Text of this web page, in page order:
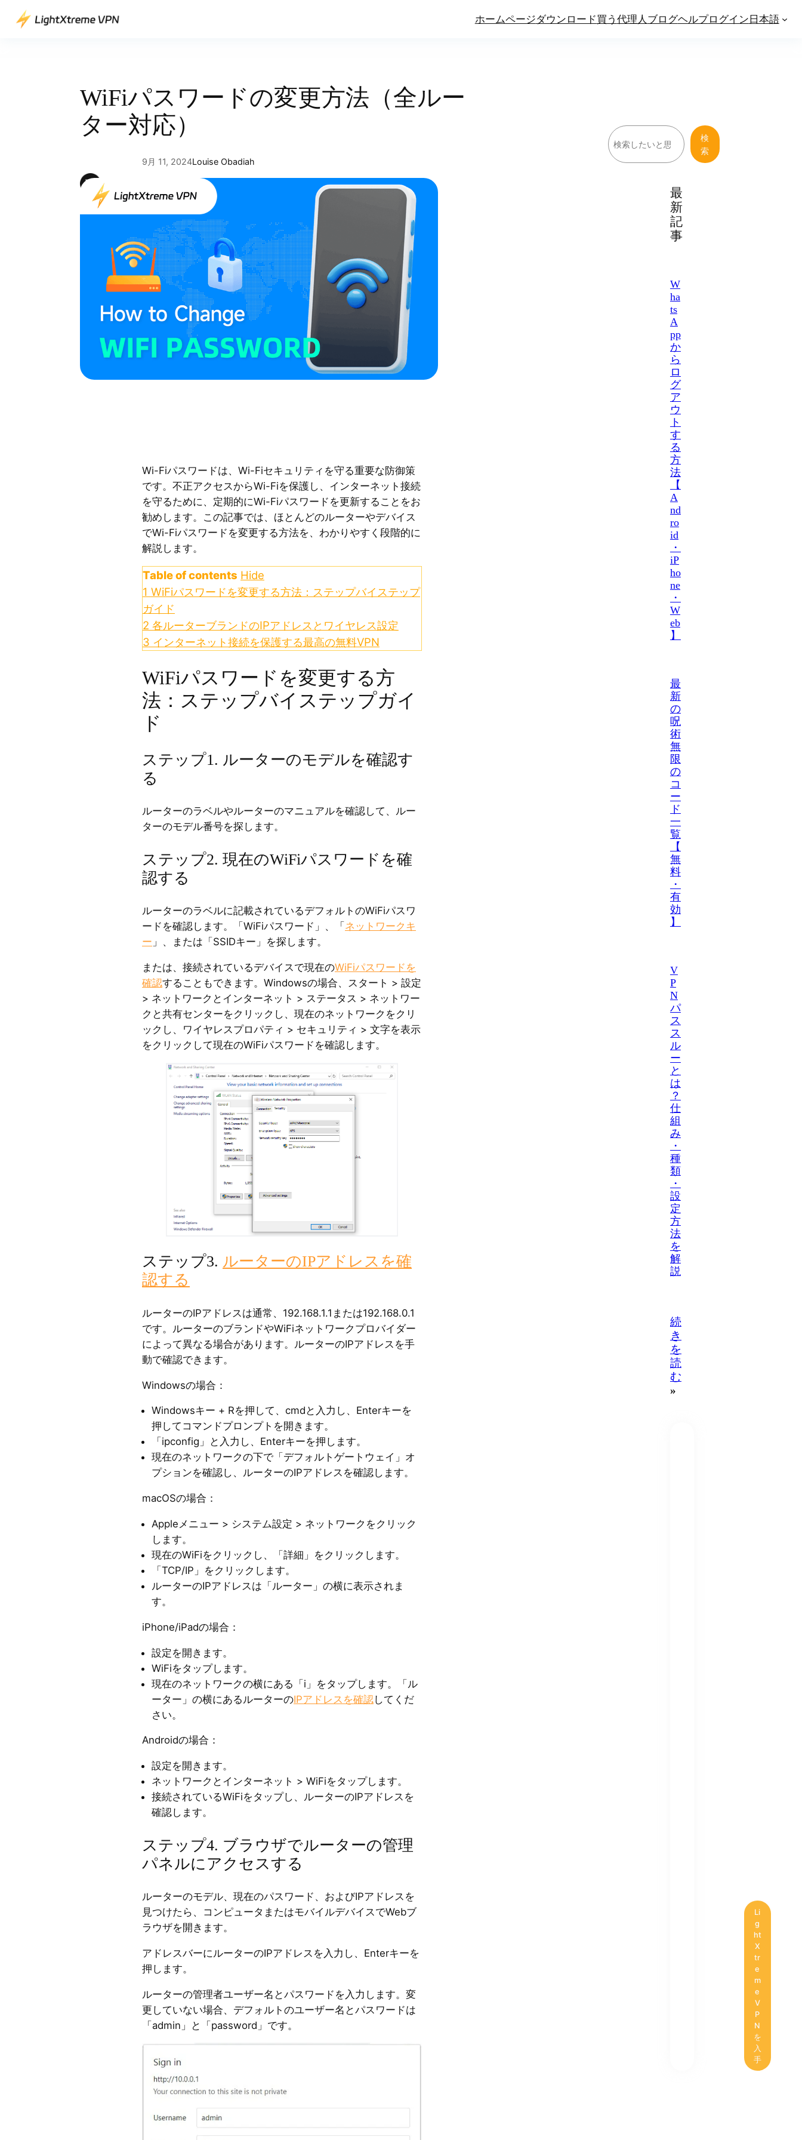
ホームページダウンロード買う 代理人 ブログヘルプログイン日本語
WiFiパスワードの変更方法（全ルー
ター対応）
9月 11, 2024Louise Obadiah
Wi-Fiパスワードは、Wi-Fiセキュリティを守る重要な防御策
です。不正アクセスからWi-Fiを保護し、インターネット接続
を守るために、定期的にWi-Fiパスワードを更新することをお
勧めします。この記事では、ほとんどのルーターやデバイス
でWi-Fiパスワードを変更する方法を、わかりやすく段階的に
解説します。
Table of contents Hide
1 WiFiパスワードを変更する方法：ステップバイステップ
ガイド
2 各ルーターブランドのIPアドレスとワイヤレス設定
3 インターネット接続を保護する最高の無料VPN
WiFiパスワードを変更する方
法：ステップバイステップガイ
ド
ステップ1. ルーターのモデルを確認す
る
ルーターのラベルやルーターのマニュアルを確認して、ルー
ターのモデル番号を探します。
ステップ2. 現在のWiFiパスワードを確
認する
ルーターのラベルに記載されているデフォルトのWiFiパスワ
ードを確認します。「WiFiパスワード」、「 ネットワークキ
ー 」、または「SSIDキー」を探します。
または、接続されているデバイスで現在のWiFiパスワードを
確認することもできます。Windowsの場合、スタート > 設定
> ネットワークとインターネット > ステータス > ネットワー
クと共有センターをクリックし、現在のネットワークをクリ
ックし、ワイヤレスプロパティ > セキュリティ > 文字を表示
をクリックして現在のWiFiパスワードを確認します。
ステップ3. ルーターのIPアドレスを確
認する
ルーターのIPアドレスは通常、192.168.1.1または192.168.0.1
です。ルーターのブランドやWiFiネットワークプロバイダー
によって異なる場合があります。ルーターのIPアドレスを手
動で確認できます。
Windowsの場合：
Windowsキー + Rを押して、cmdと入力し、Enterキーを
押してコマンドプロンプトを開きます。
「ipconfig」と入力し、Enterキーを押します。
現在のネットワークの下で「デフォルトゲートウェイ」オ
プションを確認し、ルーターのIPアドレスを確認します。
macOSの場合：
Appleメニュー > システム設定 > ネットワークをクリック
します。
現在のWiFiをクリックし、「詳細」をクリックします。
「TCP/IP」をクリックします。
ルーターのIPアドレスは「ルーター」の横に表示されま
す。
iPhone/iPadの場合：
設定を開きます。
WiFiをタップします。
現在のネットワークの横にある「i」をタップします。「ル
ーター」の横にあるルーターのIPアドレスを確認してくだ
さい。
Androidの場合：
設定を開きます。
ネットワークとインターネット > WiFiをタップします。
接続されているWiFiをタップし、ルーターのIPアドレスを
確認します。
ステップ4. ブラウザでルーターの管理
パネルにアクセスする
ルーターのモデル、現在のパスワード、およびIPアドレスを
見つけたら、コンピュータまたはモバイルデバイスでWebブ
ラウザを開きます。
アドレスバーにルーターのIPアドレスを入力し、Enterキーを
押します。
ルーターの管理者ユーザー名とパスワードを入力します。変
更していない場合、デフォルトのユーザー名とパスワードは
「admin」と「password」です。
検
索
検
索
最
新
記
事
W
ha
ts
A
pp
か
ら
ロ
グ
ア
ウ
ト
す
る
方
法
【
A
nd
ro
id
・
iP
ho
ne
・
W
eb
】
最
新
の
呪
術
無
限
の
コ
ー
ド
一
覧
【
無
料
・
有
効
】
V
P
N
パ
ス
ス
ル
ー
と
は
？
仕
組
み
・
種
類
・
設
定
方
法
を
解
説
続
き
を
読
む
»
Li
g
ht
X
tr
e
m
e
V
P
N
を
入
手